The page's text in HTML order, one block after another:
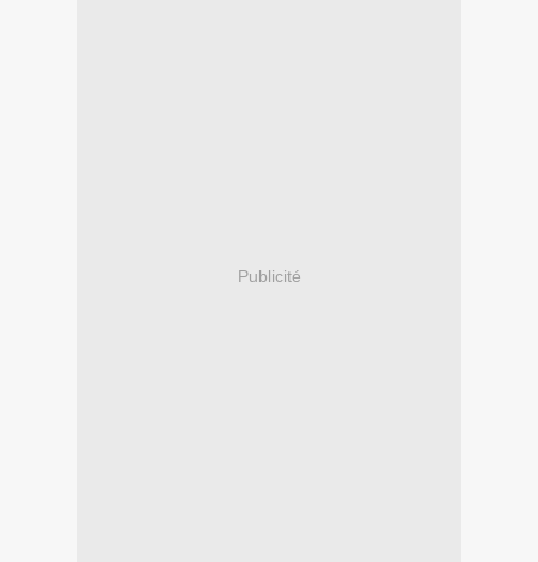
Publicité